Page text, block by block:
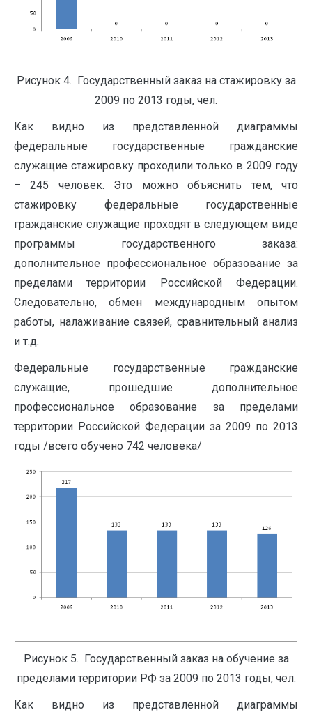
Рисунок 4. Государственный заказ на стажировку за
2009 по 2013 годы, чел.
Как видно из представленной диаграммы
федеральные государственные гражданские
служащие стажировку проходили только в 2009 году
– 245 человек. Это можно объяснить тем, что
стажировку федеральные государственные
гражданские служащие проходят в следующем виде
программы государственного заказа:
дополнительное профессиональное образование за
пределами территории Российской Федерации.
Следовательно, обмен международным опытом
работы, налаживание связей, сравнительный анализ
и т.д.
Федеральные государственные гражданские
служащие, прошедшие дополнительное
профессиональное образование за пределами
территории Российской Федерации за 2009 по 2013
годы /всего обучено 742 человека/
Рисунок 5. Государственный заказ на обучение за
пределами территории РФ за 2009 по 2013 годы, чел.
Как видно из представленной диаграммы